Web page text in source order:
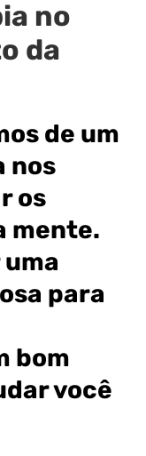
no
da
de um
nos
os
mente.
para
bom
você